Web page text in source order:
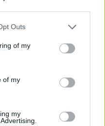
Outs
of my
of my
my
| Esim for Spain|Esim